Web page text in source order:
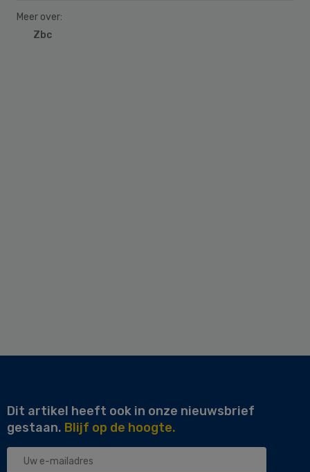
Meer over:
Zbc
Dit artikel heeft ook in onze nieuwsbrief
gestaan. Blijf op de hoogte.
Uw